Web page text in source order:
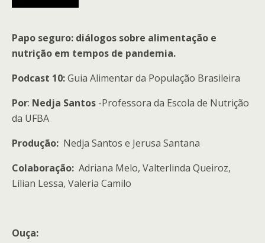
Papo seguro: diálogos sobre alimentação e
nutrição em tempos de pandemia.
Podcast 10:Guia Alimentar da População Brasileira
Por: Nedja Santos -Professora da Escola de Nutrição
da UFBA
Produção: Nedja Santos e Jerusa Santana
Colaboração: Adriana Melo, Valterlinda Queiroz,
Lílian Lessa, Valeria Camilo
Ouça: